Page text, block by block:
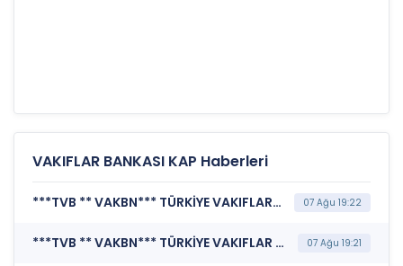
VAKIFLAR BANKASI KAP Haberleri
***TVB ** VAKBN*** TÜRKİYE VAKIFLAR BANKASI T.A.O. (Sorumluluk Beyanı (Konsolide)) 07 Ağu 19:22
***TVB ** VAKBN*** TÜRKİYE VAKIFLAR BANKASI T.A.O. (Faaliyet Raporu (Konsolide)) 07 Ağu 19:21